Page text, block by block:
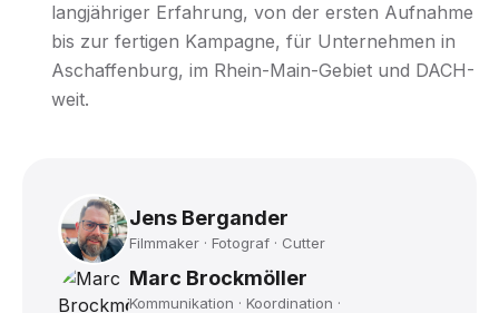
langjähriger Erfahrung, von der ersten Aufnahme
bis zur fertigen Kampagne, für Unternehmen in
Aschaffenburg, im Rhein-Main-Gebiet und DACH-
weit.
Jens Bergander
Filmmaker · Fotograf · Cutter
Marc Brockmöller
Kommunikation · Koordination ·